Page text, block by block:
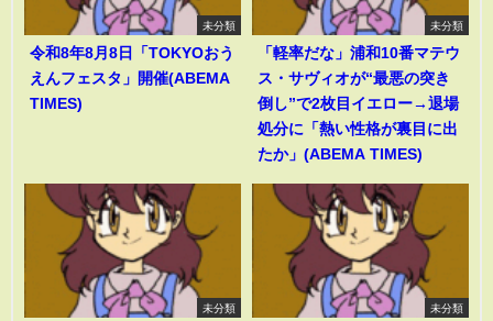
未分類
令和8年8月8日「TOKYOおう
えんフェスタ」開催(ABEMA
TIMES)
未分類
「軽率だな」浦和10番マテウ
ス・サヴィオが“最悪の突き
倒し”で2枚目イエロー→退場
処分に「熱い性格が裏目に出
たか」(ABEMA TIMES)
未分類 未分類